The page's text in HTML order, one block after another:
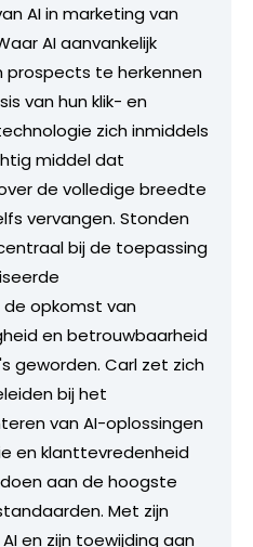
AI in marketing van
AI aanvankelijk
prospects te herkennen
van hun klik- en
zich inmiddels
middel dat
de volledige breedte
vervangen. Stonden
bij de toepassing
opkomst van
en betrouwbaarheid
geworden. Carl zet zich
bij het
van AI-oplossingen
en klanttevredenheid
aan de hoogste
Met zijn
en zijn toewijding aan